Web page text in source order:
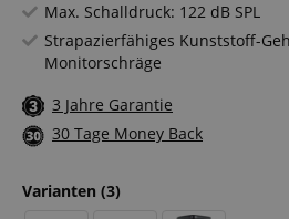
Max. Schalldruck: 122 dB SPL
Strapazierfähiges Kunststoff-
Monitorschräge
3 Jahre Garantie
30 Tage Money Back
Varianten (3)